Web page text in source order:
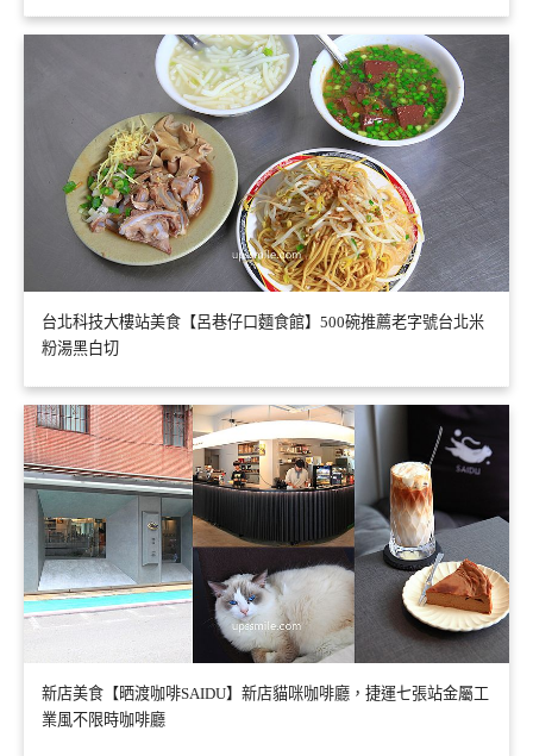
台北科技大樓站美食【呂巷仔口麵食館】500碗推薦老字號台北米
粉湯黑白切
新店美食【晒渡咖啡SAIDU】新店貓咪咖啡廳，捷運七張站金屬工
業風不限時咖啡廳